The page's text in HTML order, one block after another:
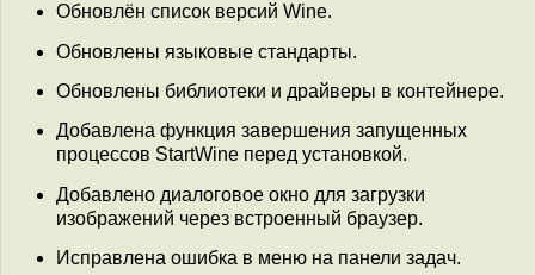
Обновлён список версий Wine.
Обновлены языковые стандарты.
Обновлены библиотеки и драйверы в контейнере.
Добавлена функция завершения запущенных
процессов StartWine перед установкой.
Добавлено диалоговое окно для загрузки
изображений через встроенный браузер.
Исправлена ошибка в меню на панели задач.